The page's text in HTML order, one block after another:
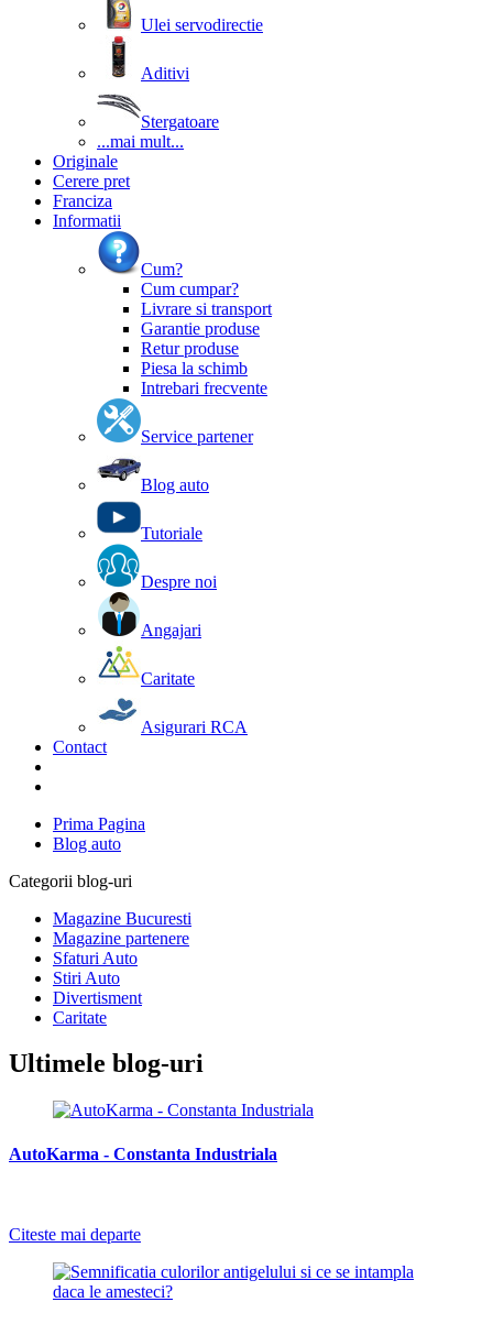
Ulei servodirectie
Aditivi
Stergatoare
...mai mult...
Originale
Cerere pret
Franciza
Informatii
Cum?
Cum cumpar?
Livrare si transport
Garantie produse
Retur produse
Piesa la schimb
Intrebari frecvente
Service partener
Blog auto
Tutoriale
Despre noi
Angajari
Caritate
Asigurari RCA
Contact
Prima Pagina
Blog auto
Categorii blog-uri
Magazine Bucuresti
Magazine partenere
Sfaturi Auto
Stiri Auto
Divertisment
Caritate
Ultimele blog-uri
AutoKarma - Constanta Industriala
Citeste mai departe